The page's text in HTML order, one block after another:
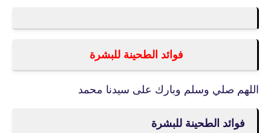
فوائد الطحينة للبشرة
اللهم صلي وسلم وبارك على سيدنا محمد
فوائد الطحينة للبشرة